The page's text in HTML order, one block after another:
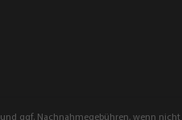
und ggf. Nachnahmegebühren, wenn nicht